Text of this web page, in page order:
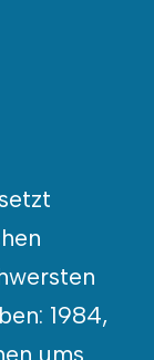
1984,
ums